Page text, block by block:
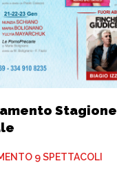
Stagione
9 SPETTACOLI